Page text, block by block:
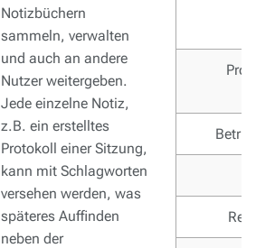
Notizbüchern
sammeln, verwalten
und auch an andere
Nutzer weitergeben.
Jede einzelne Notiz,
z.B. ein erstelltes
Protokoll einer Sitzung,
kann mit Schlagworten
versehen werden, was
späteres Auffinden
neben der